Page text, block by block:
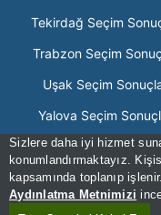
Sizlere daha iyi hizmet
konumlandırmaktayız.
kapsamında toplanıp
Aydınlatma Metnimizi
Tekirdağ Seçim
Trabzon Seçim
Uşak Seçim
Yalova Seçim
Zonguldak Seçim
[Hata